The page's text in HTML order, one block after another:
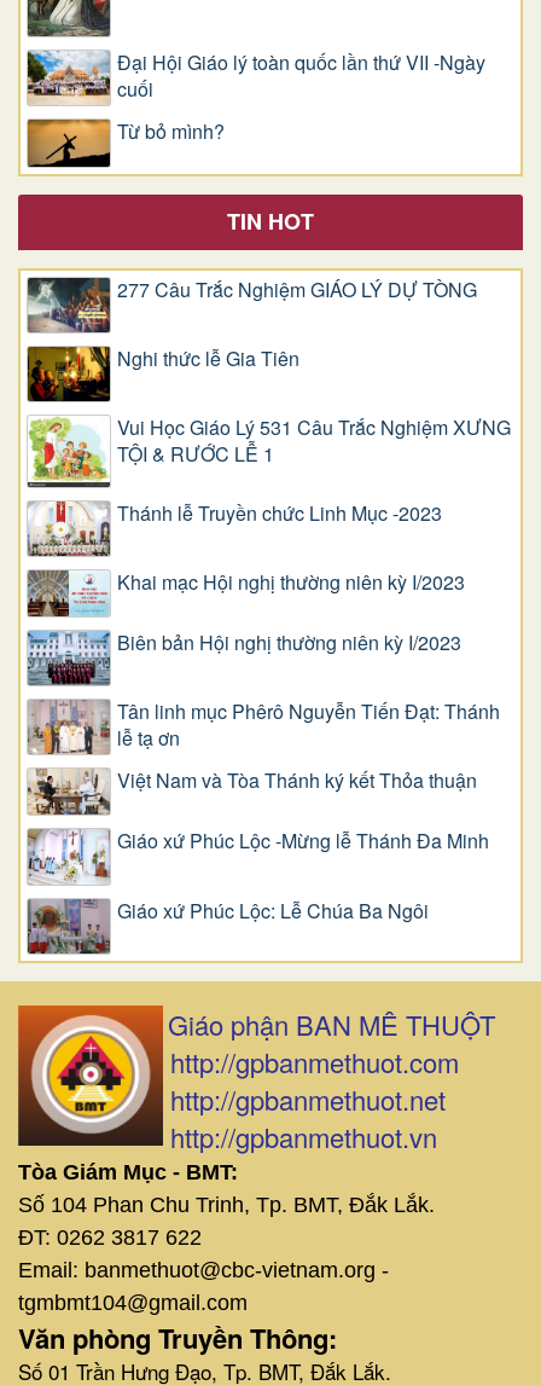
Đại Hội Giáo lý toàn quốc lần thứ VII -Ngày
cuối
Từ bỏ mình?
TIN HOT
277 Câu Trắc Nghiệm GIÁO LÝ DỰ TÒNG
Nghi thức lễ Gia Tiên
Vui Học Giáo Lý 531 Câu Trắc Nghiệm XƯNG
TỘI & RƯỚC LỄ 1
Thánh lễ Truyền chức Linh Mục -2023
Khai mạc Hội nghị thường niên kỳ I/2023
Biên bản Hội nghị thường niên kỳ I/2023
Tân linh mục Phêrô Nguyễn Tiến Đạt: Thánh
lễ tạ ơn
Việt Nam và Tòa Thánh ký kết Thỏa thuận
Giáo xứ Phúc Lộc -Mừng lễ Thánh Đa Minh
Giáo xứ Phúc Lộc: Lễ Chúa Ba Ngôi
Giáo phận BAN MÊ THUỘT
http://gpbanmethuot.com
http://gpbanmethuot.net
http://gpbanmethuot.vn
Tòa Giám Mục - BMT:
Số 104 Phan Chu Trinh, Tp. BMT, Đắk Lắk.
ĐT: 0262 3817 622
Email: banmethuot@cbc-vietnam.org -
tgmbmt104@gmail.com
Văn phòng Truyền Thông:
Số 01 Trần Hưng Đạo, Tp. BMT, Đắk Lắk.